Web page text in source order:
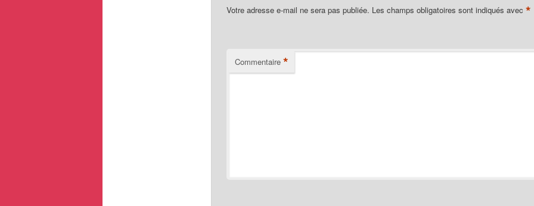
Votre adresse e-mail ne sera pas publiée. Les champs obligatoires sont indiqués avec *
Commentaire *